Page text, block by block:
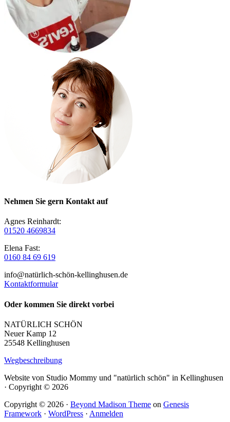
Nehmen Sie gern Kontakt auf
Agnes Reinhardt:
01520 4669834
Elena Fast:
0160 84 69 619
info@natürlich-schön-kellinghusen.de
Kontaktformular
Oder kommen Sie direkt vorbei
NATÜRLICH SCHÖN
Neuer Kamp 12
25548 Kellinghusen
Wegbeschreibung
Website von Studio Mommy und "natürlich schön" in Kellinghusen
· Copyright © 2026
Copyright © 2026 · Beyond Madison Theme on Genesis
Framework · WordPress · Anmelden